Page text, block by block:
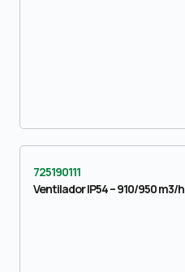
725190111
Ventilador IP54 – 910/950 m3/h